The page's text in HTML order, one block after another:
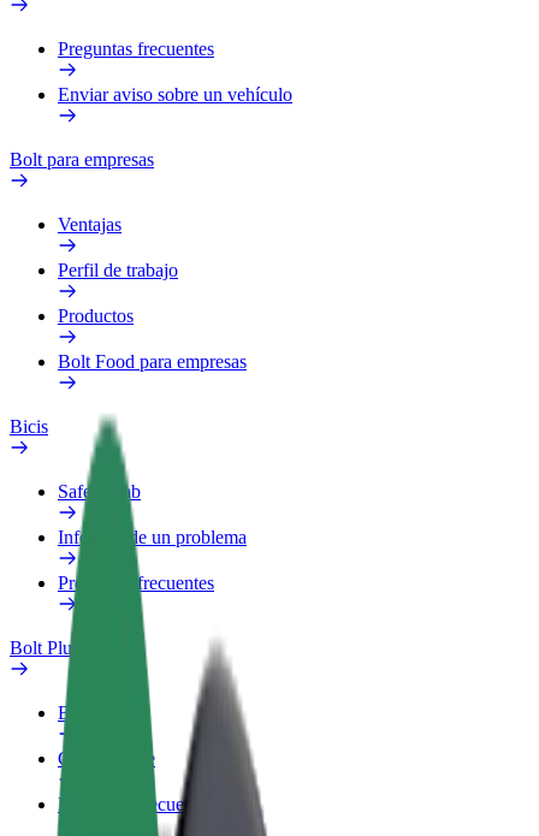
Preguntas frecuentes
Enviar aviso sobre un vehículo
Bolt para empresas
Ventajas
Perfil de trabajo
Productos
Bolt Food para empresas
Bicis
Safety Lab
Informar de un problema
Preguntas frecuentes
Bolt Plus
Beneficios
Cómo unirse
Preguntas frecuentes